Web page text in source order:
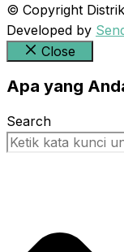
© Copyright
Developed by
Close
Apa yang
Search